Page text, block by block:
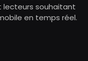
lecteurs souhaitant
en temps réel.